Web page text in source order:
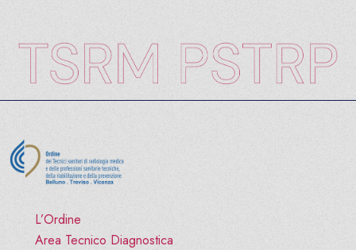
L’Ordine
Area Tecnico Diagnostica